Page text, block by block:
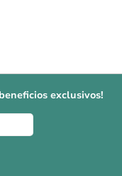
exclusivos!